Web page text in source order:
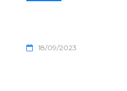
18/09/2023